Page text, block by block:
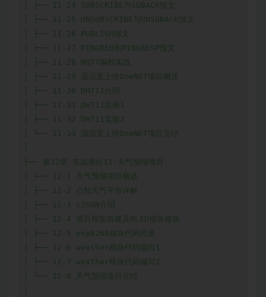
│ ├── 11-24 SUBSCRIBE与SUBACK报文
│ ├── 11-25 UNSUBSCRIBE与UNSUBACK报文
│ ├── 11-26 PUBLISH报文
│ ├── 11-27 PINGREQ和PINGRESP报文
│ ├── 11-28 MQTT编程实战
│ ├── 11-29 温湿度上传OneNET项目概述
│ ├── 11-30 DHT11介绍
│ ├── 11-31 DHT11实验1
│ ├── 11-32 DHT11实验2
│ └── 11-33 温湿度上传OneNET项目完结
├── 第12章 实战项目11-天气预报项目
│ ├── 12-1 天气预报项目概述
│ ├── 12-2 心知天气平台详解
│ ├── 12-3 cJSON介绍
│ ├── 12-4 项目框架搭建及OLED模块修改
│ ├── 12-5 esp8266模块代码完善
│ ├── 12-6 weather模块代码编写1
│ ├── 12-7 weather模块代码编写2
│ └── 12-8 天气预报项目完结